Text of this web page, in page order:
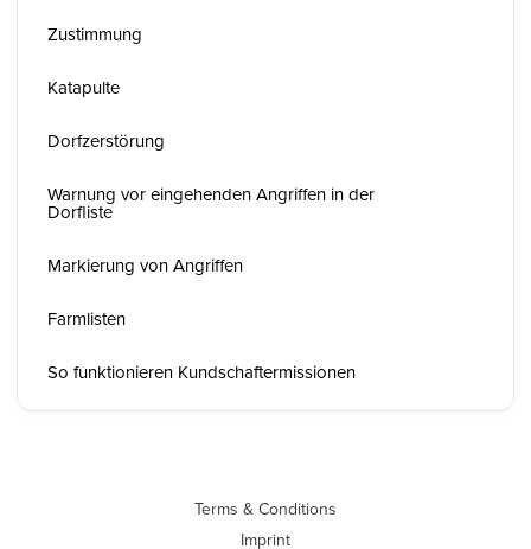
Zustimmung
Katapulte
Dorfzerstörung
Warnung vor eingehenden Angriffen in der
Dorfliste
Markierung von Angriffen
Farmlisten
So funktionieren Kundschaftermissionen
Terms & Conditions
Imprint